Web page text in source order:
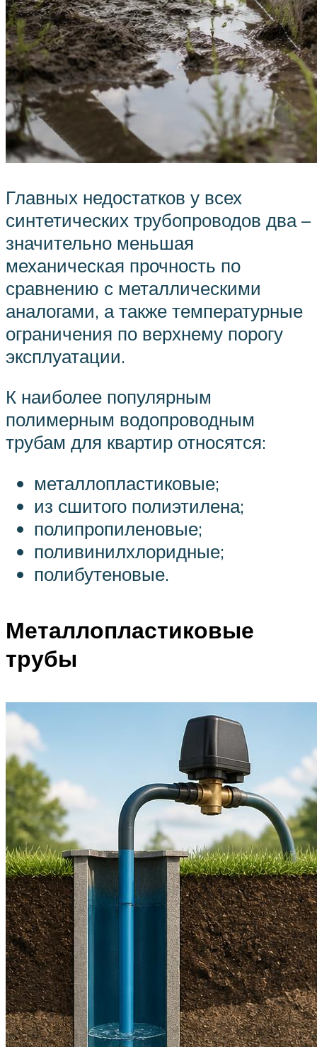
Главных недостатков у всех
синтетических трубопроводов два –
значительно меньшая
механическая прочность по
сравнению с металлическими
аналогами, а также температурные
ограничения по верхнему порогу
эксплуатации.
К наиболее популярным
полимерным водопроводным
трубам для квартир относятся:
металлопластиковые;
из сшитого полиэтилена;
полипропиленовые;
поливинилхлоридные;
полибутеновые.
Металлопластиковые
трубы